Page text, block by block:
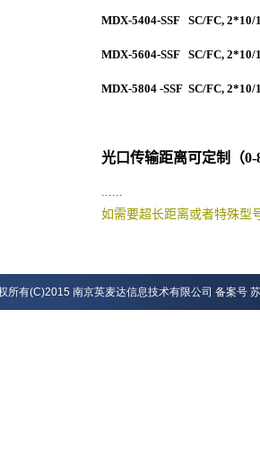
MDX-5404-SSF SC/FC,
MDX-5604-SSF SC/FC,
MDX-5804 -SSF SC/FC,
光口传输距离可定制 （0-
......
如需要超长距离或者特殊型
所有(C)2015 南京英麦达信息技术有限公司 备案号